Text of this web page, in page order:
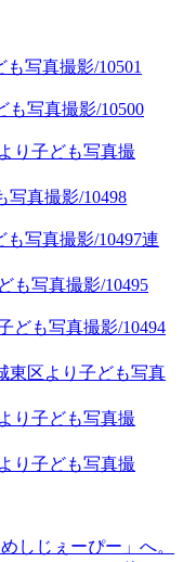
写真撮影/10501
写真撮影/10500
り子ども写真撮
写真撮影/10498
写真撮影/10497連
も写真撮影/10495
ども写真撮影/10494
東区より子ども写真
り子ども写真撮
り子ども写真撮
しじぇーぴー」へ。